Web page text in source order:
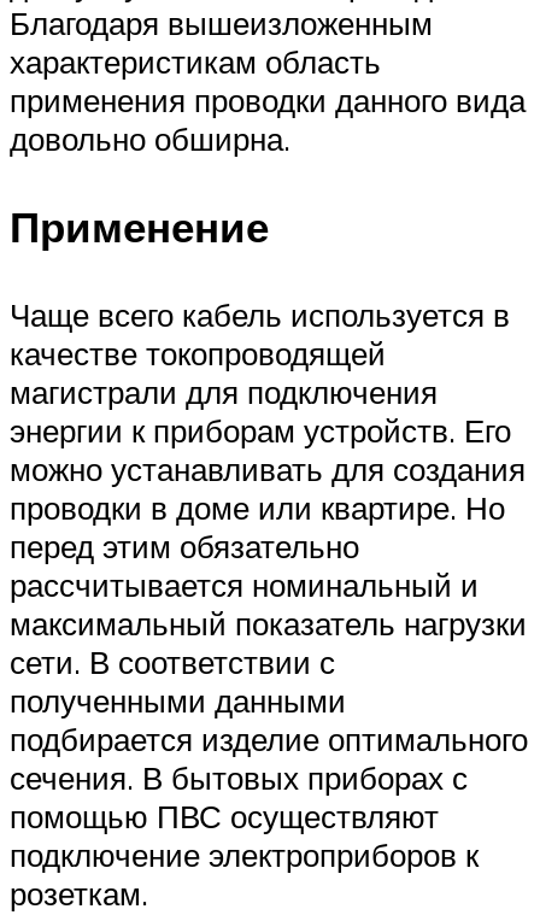
Благодаря вышеизложенным
характеристикам область
применения проводки данного вида
довольно обширна.
Применение
Чаще всего кабель используется в
качестве токопроводящей
магистрали для подключения
энергии к приборам устройств. Его
можно устанавливать для создания
проводки в доме или квартире. Но
перед этим обязательно
рассчитывается номинальный и
максимальный показатель нагрузки
сети. В соответствии с
полученными данными
подбирается изделие оптимального
сечения. В бытовых приборах с
помощью ПВС осуществляют
подключение электроприборов к
розеткам.